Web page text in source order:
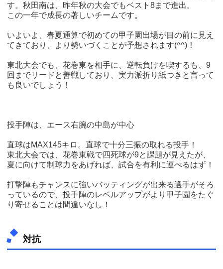
す。秋田南は、昨年秋の大会でもベスト8まで進出。
この一年で成長の著しいチームです。
いよいよ、春夏通算で初めての甲子園出場が目の前に見え
てきており、より勢いづくことが予想されます(^^)！
東北大会でも、花巻東を相手に、逆転負けを喫するも、9
回までリードと善戦しており、実力派折り紙つきと言って
も良いでしょう！
投手陣は、エース右腕の中島が中心
直球はMAX145キロ。直球で十分三振の取れる投手！
東北大会では、花巻東戦で四死球が9と課題が見えたが、
夏に向けて制球力をあげれば、試合を有利に運べるはず！
打撃陣もチャンスに強いバッティングが出来る選手がそろ
っているので、投手陣のレベルアップがより甲子園をたぐ
り寄せることは間違いなし！
対抗